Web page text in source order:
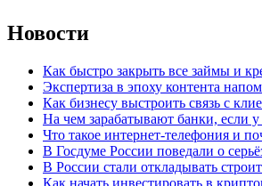
Новости
Как быстро закрыть все займы и
Экспертиза в эпоху контента
Как бизнесу выстроить связь с
На чем зарабатывают банки, если
Что такое интернет-телефония и
В Госдуме России поведали о
В России стали откладывать